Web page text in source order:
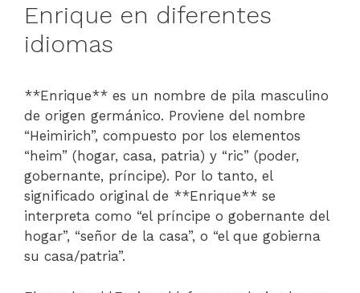
Enrique en diferentes
idiomas
**Enrique** es un nombre de pila masculino
de origen germánico. Proviene del nombre
“Heimirich”, compuesto por los elementos
“heim” (hogar, casa, patria) y “ric” (poder,
gobernante, príncipe). Por lo tanto, el
significado original de **Enrique** se
interpreta como “el príncipe o gobernante del
hogar”, “señor de la casa”, o “el que gobierna
su casa/patria”.